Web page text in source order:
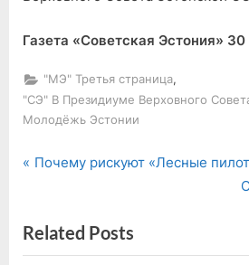
Газета «Советская Эстония»
"МЭ" Третья страница,
"СЭ" В Президиуме Верховного
Молодёжь Эстонии
Навигация
записям
P
v
i
Почему рискуют «Лесные
N
t
Related Posts